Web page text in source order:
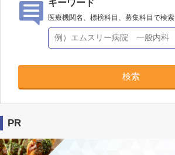
キーワード
医療機関名、標榜科目、募集科目で検索
検索
PR